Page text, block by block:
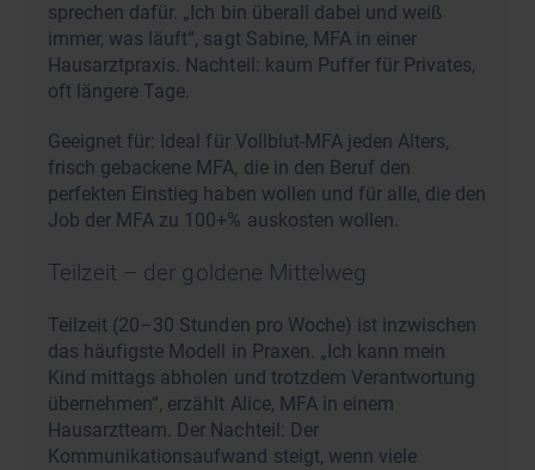
sprechen dafür. „Ich bin überall dabei und weiß
immer, was läuft“, sagt Sabine, MFA in einer
Hausarztpraxis. Nachteil: kaum Puffer für Privates,
oft längere Tage.
Geeignet für: Ideal für Vollblut-MFA jeden Alters,
frisch gebackene MFA, die in den Beruf den
perfekten Einstieg haben wollen und für alle, die den
Job der MFA zu 100+% auskosten wollen.
Teilzeit – der goldene Mittelweg
Teilzeit (20–30 Stunden pro Woche) ist inzwischen
das häufigste Modell in Praxen. „Ich kann mein
Kind mittags abholen und trotzdem Verantwortung
übernehmen“, erzählt Alice, MFA in einem
Hausarztteam. Der Nachteil: Der
Kommunikationsaufwand steigt, wenn viele